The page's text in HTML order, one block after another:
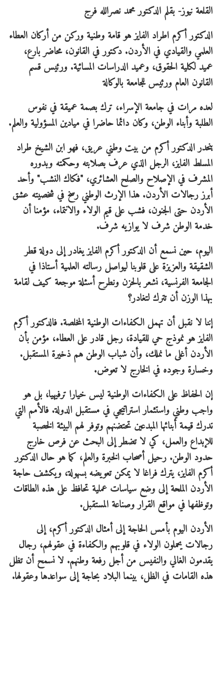
القلعة نيوز- بقلم الدكتور محمد نصرالله فرج
الدكتور أكرم اطراد الفايز هو قامة وطنية وركن من أركان العطاء
العلمي والقيادي في الأردن. دكتور في القانون، محاضر بارع،
عميد لكلية الحقوق، وعميد الدراسات المسائية. ورئيس قسم
القانون العام ورئيس للجامعة بالوكالة
لعده مرات في جامعة الإسراء، ترك بصمة عميقة في نفوس
الطلبة وأبناء الوطن، وكان دائما حاضرا في ميادين المسؤولية والعلم.
ينحدر الدكتور أكرم من بيت وطني عريق، فهو ابن الشيخ طراد
المسلط الفايز، الرجل الذي عرف بصلابته وحكمته وبدوره
المشرف في الإصلاح والصلح العشائري، "فكاك النشب" وأحد
أبرز رجالات الأردن. هذا الإرث الوطني رسخ في شخصيته عشق
الأردن حتى الجنون، فشب على قيم الولاء والانتماء، مؤمنا أن
خدمة الوطن شرف لا يوازيه شرف.
اليوم، حين نسمع أن الدكتور أكرم الفايز يغادر إلى دولة قطر
الشقيقة والعزيزة على قلوبنا ليواصل رسالته العلمية أستاذا في
الجامعة الفرنسية، نشعر بالحزن ونطرح أسئلة موجعة كيف لقامة
بهذا الوزن أن تترك لتغادر؟
إننا لا نقبل أن تهمل الكفاءات الوطنية المخلصة. فالدكتور أكرم
الفايز هو نموذج حي للقيادة، رجل قادر على العطاء، مؤمن بأن
الأردن أغلى ما نملك، وأن شباب الوطن هم ذخيرة المستقبل.
وخسارة وجوده في الخارج لا تعوض.
إن الحفاظ على الكفاءات الوطنية ليس خيارا ترفيهيا، بل هو
واجب وطني واستثمار استراتيجي في مستقبل الدولة. فالأمم التي
تدرك قيمة أبنائها المبدعين تحتضنهم وتوفر لهم البيئة الخصبة
للإبداع والعمل، كي لا تضطر إلى البحث عن فرص خارج
حدود الوطن. رحيل أصحاب الخبرة والعلم، كما هو حال الدكتور
أكرم الفايز، يترك فراغا لا يمكن تعويضه بسهولة، ويكشف حاجة
الأردن الملحة إلى وضع سياسات عملية تحافظ على هذه الطاقات
وتوظفها في مواقع القرار وصناعة المستقبل.
الأردن اليوم بأمس الحاجة إلى أمثال الدكتور أكرم، إلى
رجالات يحملون الولاء في قلوبهم والكفاءة في عقولهم، رجال
يقدمون الغالي والنفيس من أجل رفعة وطنهم. لا نسمح أن تظل
هذه القامات في الظل، بينما البلاد بحاجة إلى سواعدها وعقولها.